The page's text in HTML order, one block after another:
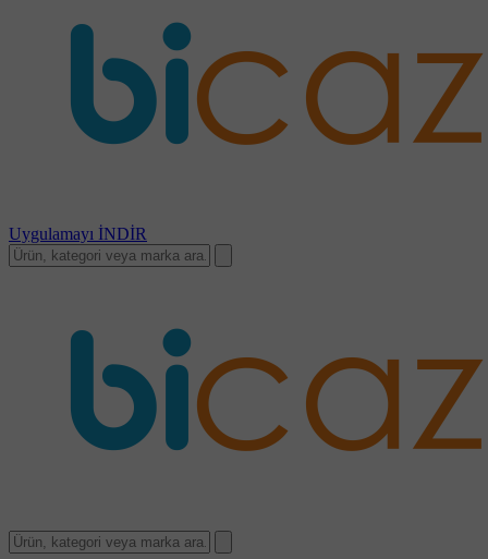
Uygulamayı İNDİR